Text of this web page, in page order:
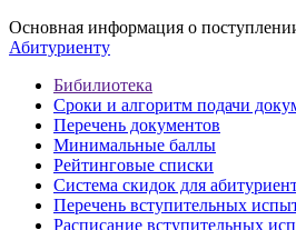
Основная информация о
Абитуриенту
Бибилиотека
Сроки и алгоритм подачи
Перечень документов
Минимальные баллы
Рейтинговые списки
Система скидок для
Перечень вступительных
Расписание вступительных